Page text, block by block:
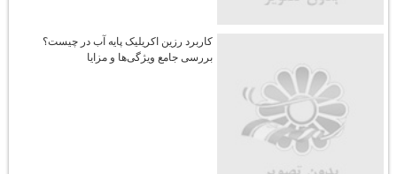
کاربرد رزین اکریلیک پایه آب در چیست؟
بررسی جامع ویژگی‌ها و مزایا